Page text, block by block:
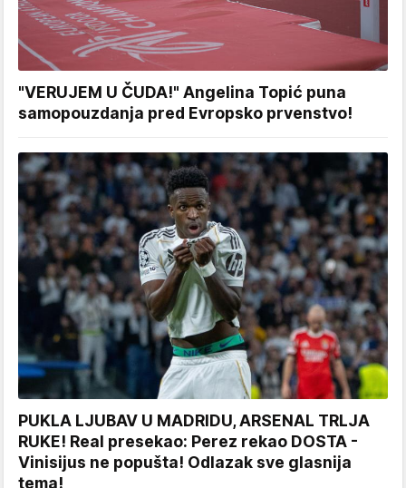
"VERUJEM U ČUDA!" Angelina Topić puna
samopouzdanja pred Evropsko prvenstvo!
PUKLA LJUBAV U MADRIDU, ARSENAL TRLJA
RUKE! Real presekao: Perez rekao DOSTA -
Vinisijus ne popušta! Odlazak sve glasnija
tema!